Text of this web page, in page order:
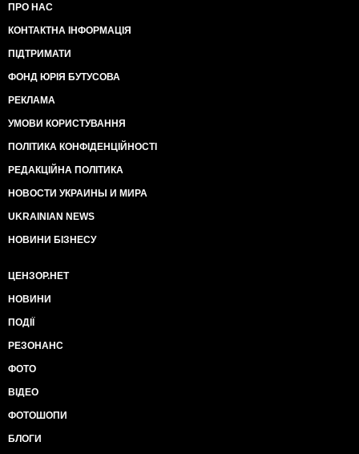
ПРО НАС
КОНТАКТНА ІНФОРМАЦІЯ
ПІДТРИМАТИ
ФОНД ЮРІЯ БУТУСОВА
РЕКЛАМА
УМОВИ КОРИСТУВАННЯ
ПОЛІТИКА КОНФІДЕНЦІЙНОСТІ
РЕДАКЦІЙНА ПОЛІТИКА
НОВОСТИ УКРАИНЫ И МИРА
UKRAINIAN NEWS
НОВИНИ БІЗНЕСУ
ЦЕНЗОР.НЕТ
НОВИНИ
ПОДІЇ
РЕЗОНАНС
ФОТО
ВІДЕО
ФОТОШОПИ
БЛОГИ